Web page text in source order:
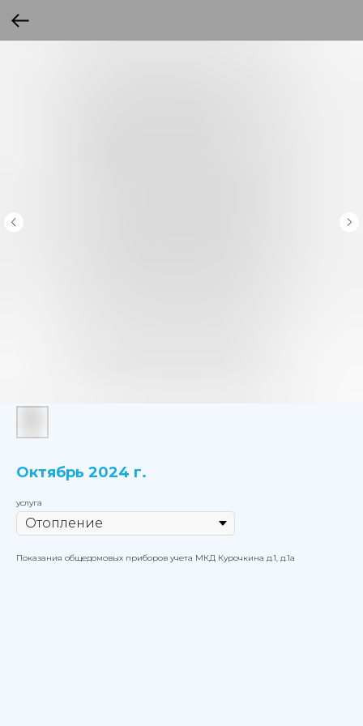
Октябрь 2024 г.
услуга
Показания общедомовых приборов учета МКД Курочкина д.1, д.1а